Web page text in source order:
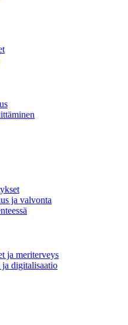
ja valvonta
ja meriterveys
ja digitalisaatio